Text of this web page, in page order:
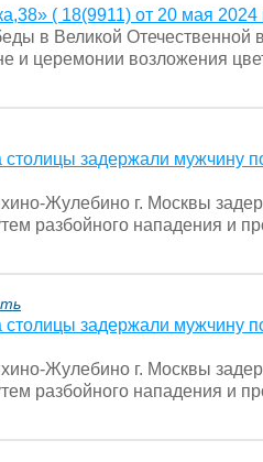
( 18(9911) от 20 мая 2024
Великой Отечественной
и церемонии возложения
столицы задержали мужчину
Жулебино г. Москвы
разбойного нападения и
столицы задержали мужчину
Жулебино г. Москвы
разбойного нападения и